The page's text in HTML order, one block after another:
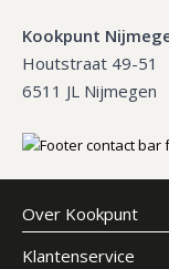
Kookpunt
Houtstraat 49-51
6511 JL Nijmegen
Over Kookpunt
Klantenservice